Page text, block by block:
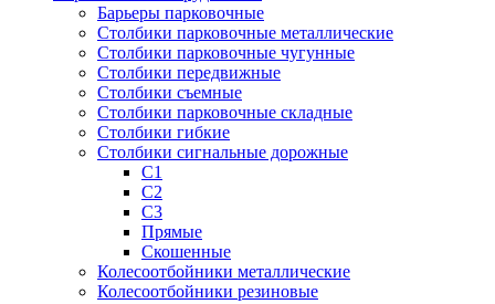
Барьеры парковочные
Столбики парковочные металлические
Столбики парковочные чугунные
Столбики передвижные
Столбики съемные
Столбики парковочные складные
Столбики гибкие
Столбики сигнальные дорожные
С1
С2
С3
Прямые
Скошенные
Колесоотбойники металлические
Колесоотбойники резиновые